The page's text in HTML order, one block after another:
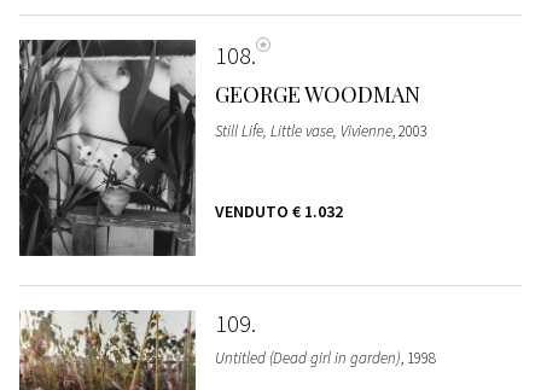
108
GEORGE WOODMAN
Still Life, Little vase, Vivienne, 2003
VENDUTO € 1.032
109
Untitled (Dead girl in garden), 1998